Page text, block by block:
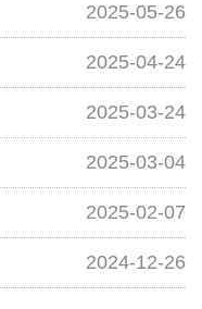
2025-05-26
2025-04-24
2025-03-24
2025-03-04
2025-02-07
2024-12-26